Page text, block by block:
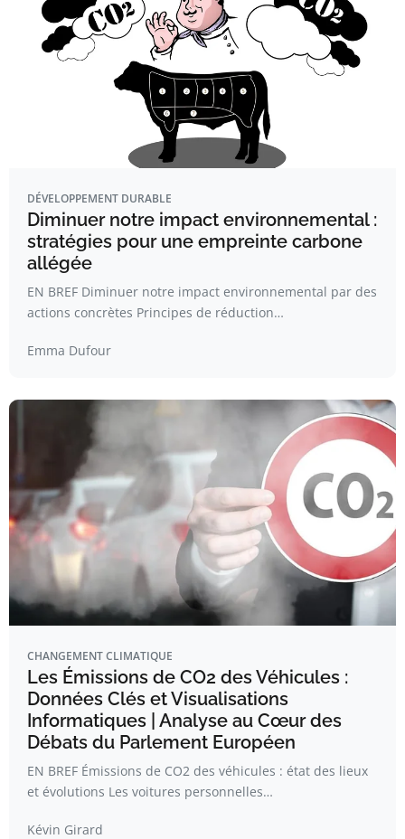
DÉVELOPPEMENT DURABLE
Diminuer notre impact environnemental :
stratégies pour une empreinte carbone
allégée
EN BREF Diminuer notre impact environnemental par des
actions concrètes Principes de réduction…
Emma Dufour
CHANGEMENT CLIMATIQUE
Les Émissions de CO2 des Véhicules :
Données Clés et Visualisations
Informatiques | Analyse au Cœur des
Débats du Parlement Européen
EN BREF Émissions de CO2 des véhicules : état des lieux
et évolutions Les voitures personnelles…
Kévin Girard